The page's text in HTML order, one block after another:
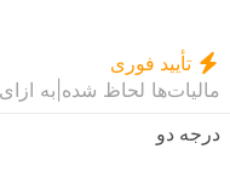
تأیید فوری
مالیات‌ها لحاظ شده به
درجه دو